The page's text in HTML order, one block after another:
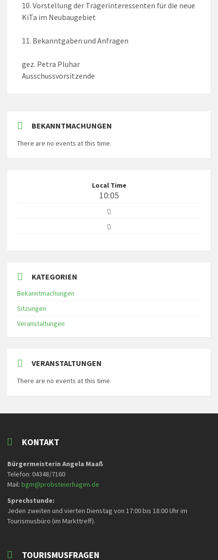
10. Vorstellung der Trägerinteressenten für die neue
KiTa im Neubaugebiet
11. Bekanntgaben und Anfragen
gez. Petra Pluhar
Ausschussvorsitzende
BEKANNTMACHUNGEN
There are no events at this time.
Local Time
10:05
KATEGORIEN
Bekanntmachungen
Sitzungen
Veranstaltungen
VERANSTALTUNGEN
There are no events at this time.
KONTAKT
Bürgermeisterin Angela Maaß
Telefon: 04348/7160
Mail: bgm@probsteierhagen.de
Sprechstunde:
Jeden zweiten und vierten Dienstag von 17:00 bis 18:00 Uhr im
Tourismusbüro (im Markttreff).
TOURISMUSFRAGEN